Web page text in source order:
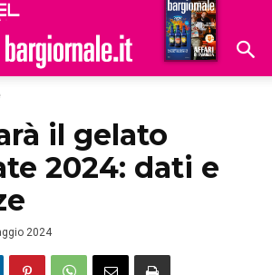
Hoteldomani
il gelato
2024: dati e
2024